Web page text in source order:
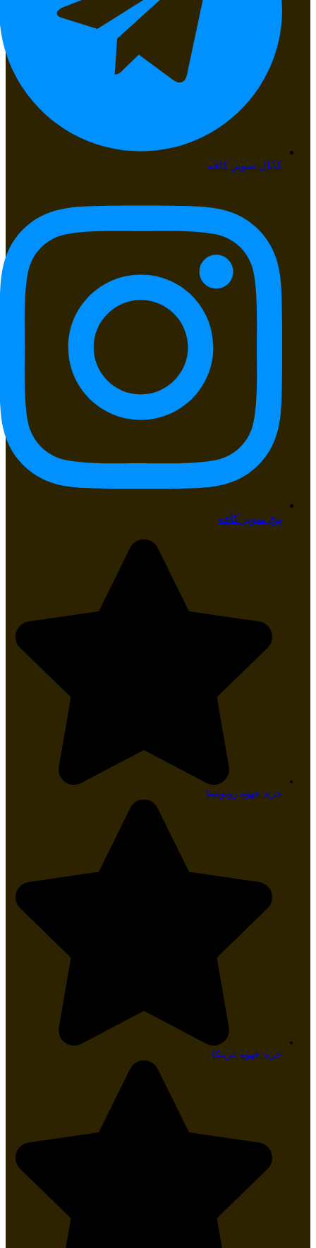
کانال سوپر کافه
پیج سوپر کافه
خرید قهوه روبوستا
خرید قهوه عربیکا